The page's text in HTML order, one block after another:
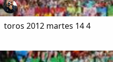
toros 2012 martes 14 4